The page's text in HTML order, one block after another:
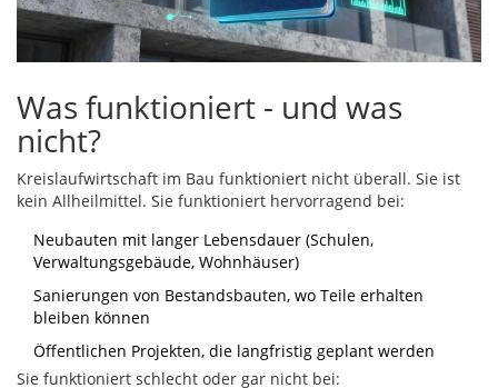
Was funktioniert - und was
nicht?
Kreislaufwirtschaft im Bau funktioniert nicht überall. Sie ist
kein Allheilmittel. Sie funktioniert hervorragend bei:
Neubauten mit langer Lebensdauer (Schulen,
Verwaltungsgebäude, Wohnhäuser)
Sanierungen von Bestandsbauten, wo Teile erhalten
bleiben können
Öffentlichen Projekten, die langfristig geplant werden
Sie funktioniert schlecht oder gar nicht bei: